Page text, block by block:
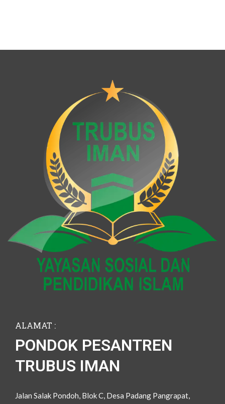
ALAMAT :
PONDOK PESANTREN
TRUBUS IMAN
Jalan Salak Pondoh, Blok C, Desa Padang Pangrapat,